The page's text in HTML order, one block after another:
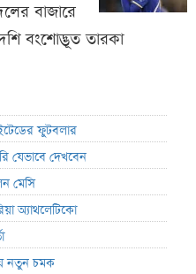
বাজারে
বংশোদ্ভূত তারকা
ফুটবলার
যেভাবে দেখবেন
মেসি
অ্যাথলেটিকো
নতুন চমক